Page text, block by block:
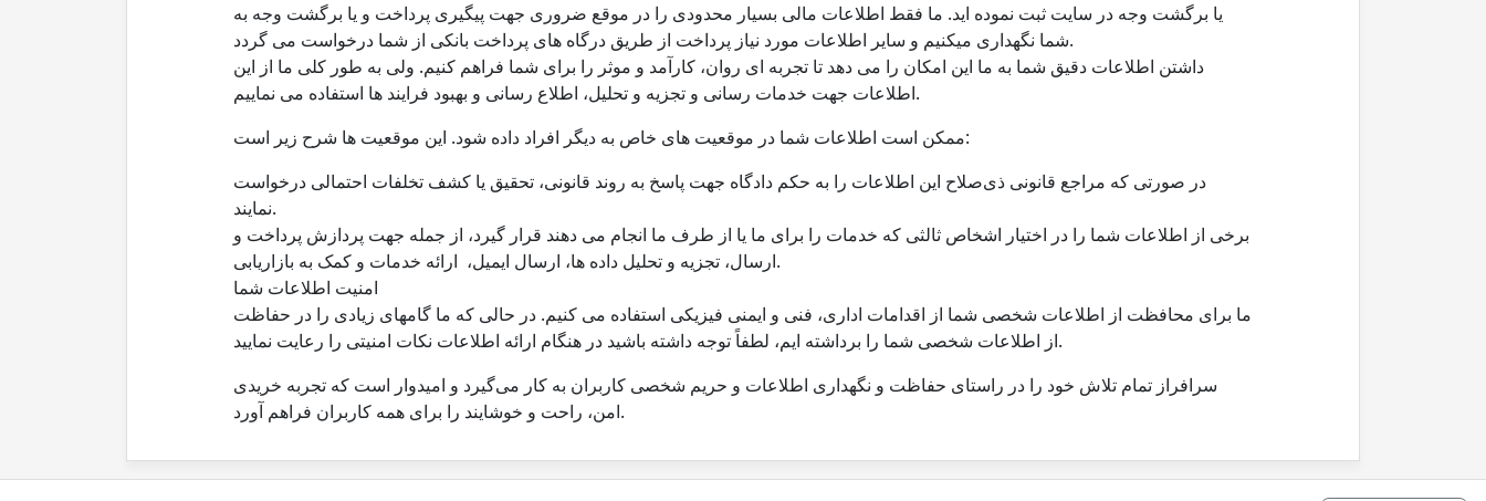
یا برگشت وجه در سایت ثبت نموده اید. ما فقط اطلاعات مالی بسیار محدودی را در موقع ضروری جهت پیگیری پرداخت و یا برگشت وجه به
شما نگهداری میکنیم و سایر اطلاعات مورد نیاز پرداخت از طریق درگاه های پرداخت بانکی از شما درخواست می گردد.
داشتن اطلاعات دقیق شما به ما این امکان را می دهد تا تجربه ای روان، کارآمد و موثر را برای شما فراهم کنیم. ولی به طور کلی ما از این
اطلاعات جهت خدمات رسانی و تجزیه و تحلیل، اطلاع رسانی و بهبود فرایند ها استفاده می نماییم.
ممکن است اطلاعات شما در موقعیت های خاص به دیگر افراد داده شود. این موقعیت ها شرح زیر است:
در صورتی که مراجع قانونی ذی‌صلاح این اطلاعات را به حکم دادگاه جهت پاسخ به روند قانونی، تحقیق یا کشف تخلفات احتمالی درخواست
نمایند.
برخی از اطلاعات شما را در اختیار اشخاص ثالثی که خدمات را برای ما یا از طرف ما انجام می دهند قرار گیرد، از جمله جهت پردازش پرداخت و
ارسال، تجزیه و تحلیل داده ها، ارسال ایمیل، ارائه خدمات و کمک به بازاریابی.
امنیت اطلاعات شما
ما برای محافظت از اطلاعات شخصی شما از اقدامات اداری، فنی و ایمنی فیزیکی استفاده می کنیم. در حالی که ما گامهای زیادی را در حفاظت
از اطلاعات شخصی شما را برداشته ایم، لطفاً توجه داشته باشید در هنگام ارائه اطلاعات نکات امنیتی را رعایت نمایید.
سرافراز تمام تلاش خود را در راستای حفاظت و نگهداری اطلاعات و حریم شخصی کاربران به کار می‌گیرد و امیدوار است که تجربه خریدی
امن، راحت و خوشایند را برای همه کاربران فراهم آورد.